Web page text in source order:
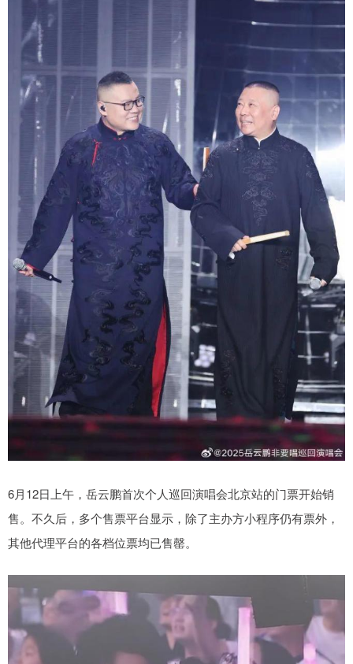
6月12日上午，岳云鹏首次个人巡回演唱会北京站的门票开始销
售。不久后，多个售票平台显示，除了主办方小程序仍有票外，
其他代理平台的各档位票均已售罄。